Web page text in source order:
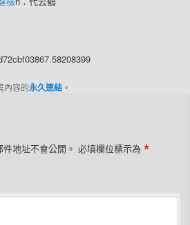
內容的永久連結 。
地址不會公開。 必填欄位標示為*